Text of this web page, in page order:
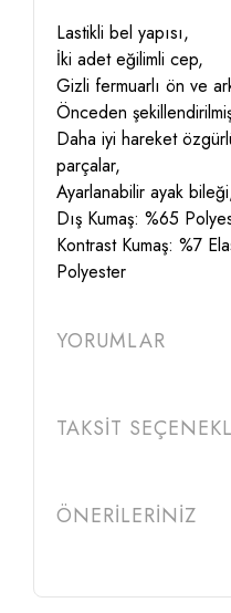
Lastikli bel yapısı,
İki adet eğilimli cep,
Gizli fermuarlı ön ve
Önceden
Daha iyi hareket
parçalar,
Ayarlanabilir ayak
Dış Kumaş: %65
Kontrast Kumaş: %7
Polyester
YORUMLAR
TAKSİT
ÖNERİLERİNİZ